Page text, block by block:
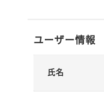
ユーザー情報
氏名